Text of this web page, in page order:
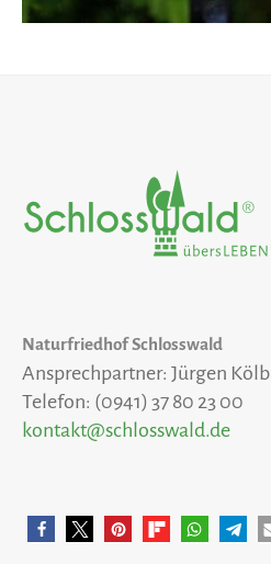
Naturfriedhof Schlosswald
Ansprechpartner: Jürgen Kölbl
Telefon: (0941) 37 80 23 00
kontakt@schlosswald.de